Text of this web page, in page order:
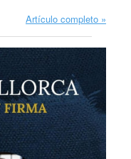
Artículo completo